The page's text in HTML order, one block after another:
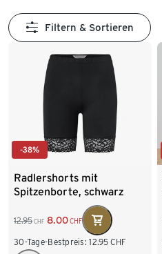
Filtern & Sortieren
-38%
Radlershorts mit
Spitzenborte, schwarz
12.95 CHF 8.00CHF
30-Tage-Bestpreis: 12.95 CHF